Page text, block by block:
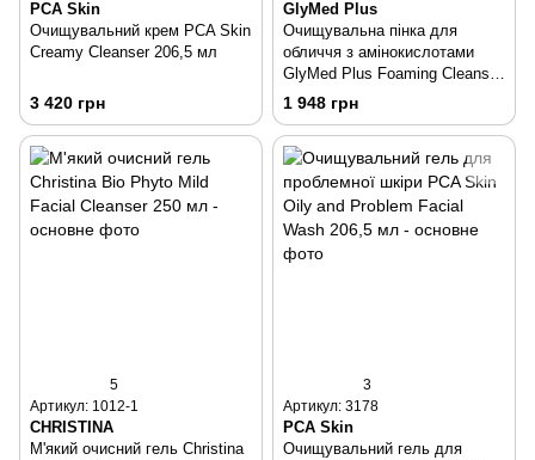
PCA Skin
Очищувальний крем PCA Skin
Creamy Cleanser 206,5 мл
3 420 грн
GlyMed Plus
Очищувальна пінка для
обличчя з амінокислотами
GlyMed Plus Foaming Cleanser
With Amino Acids 150 мл
1 948 грн
5
Артикул: 1012-1
CHRISTINA
М'який очисний гель Christina
3
Артикул: 3178
PCA Skin
Очищувальний гель для